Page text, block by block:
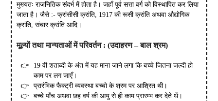
मुख्यतः राजनितिक संदर्भ में होता है। जहाँ पूर्व सत्ता वर्ग को विस्थापित कर लिया
जाता है। जैसे :- फ्रांसीसी क्रांति, 1917 की रूसी क्रांति अथवा औद्योगिक
क्रांति, संचार क्रांति आदि।
मूल्यों तथा मान्यताओं में परिवर्तन: (उदाहरण–बाल श्रम)
19 वी शताब्दी के अंत में यह माना जाने लगा कि बच्चे जितना जल्दी हो
काम पर लग जाएँ।
प्रारंभिक फैक्ट्री व्यवस्था बच्चो के श्रम पर आश्रित थी।
बच्चे पाँच अथवा छह वर्ष की आयु से ही काम प्रारम्भ कर देते थें।